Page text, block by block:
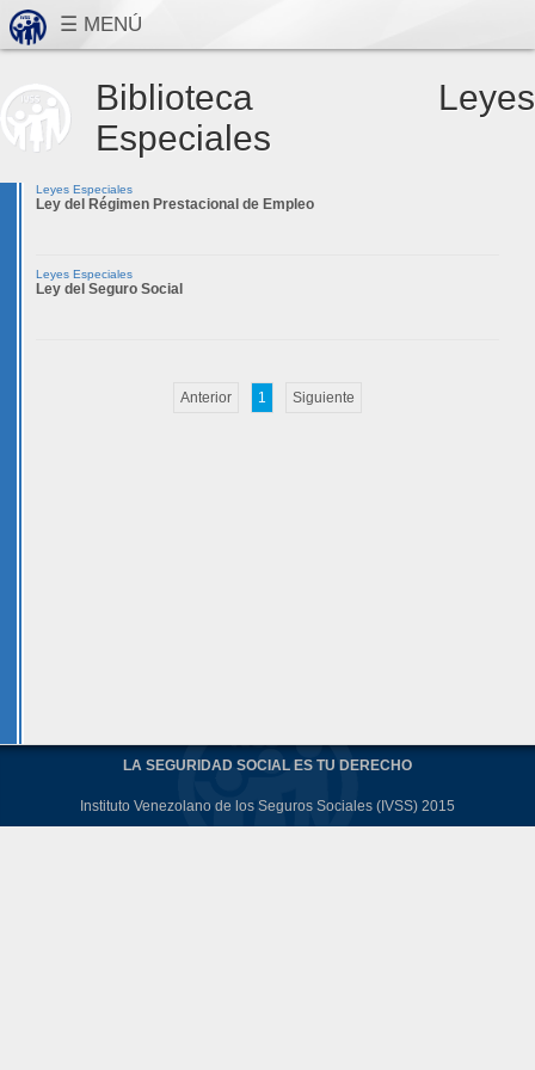
Biblioteca Leyes
Especiales
Leyes Especiales
Ley del Régimen Prestacional de Empleo
Leyes Especiales
Ley del Seguro Social
Anterior 1 Siguiente
LA SEGURIDAD SOCIAL ES TU DERECHO
Instituto Venezolano de los Seguros Sociales (IVSS) 2015